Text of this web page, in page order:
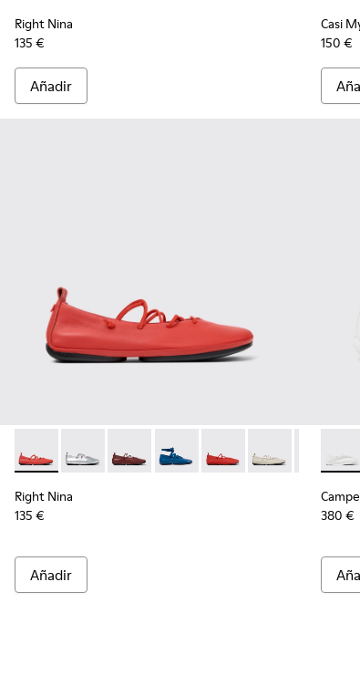
Right Nina
135 €
Añadir
Casi
150 €
Right Nina - K201835-003 - Bailarinas rojas de piel
Right Nina - K201835-009
Right Nina - K201835-008
Right Nina - K201835-007
Right Nina - K201835-006
Right Nina -
Right
Right Nina
135 €
Añadir
380 €